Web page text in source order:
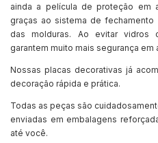
ainda a película de proteção em
graças ao sistema de
das molduras. Ao evitar vidros
garantem muito mais segurança
Nossas placas decorativas já
decoração rápida e prática.
Todas as peças são
enviadas em embalagens
até você.